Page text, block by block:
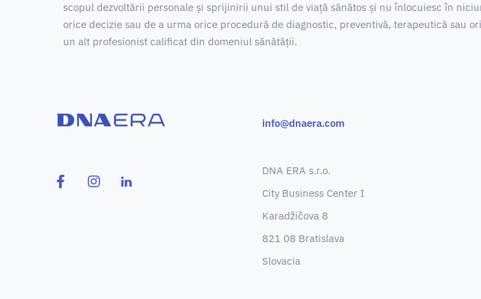
scopul dezvoltării personale și sprijinirii unui stil de viață sănătos și nu înlocuiesc în
orice decizie sau de a urma orice procedură de diagnostic, preventivă, terapeutică sau
un alt profesionist calificat din domeniul sănătății.
info@dnaera.com
DNA ERA s.r.o.
City Business Center I
Karadžičova 8
821 08 Bratislava
Slovacia